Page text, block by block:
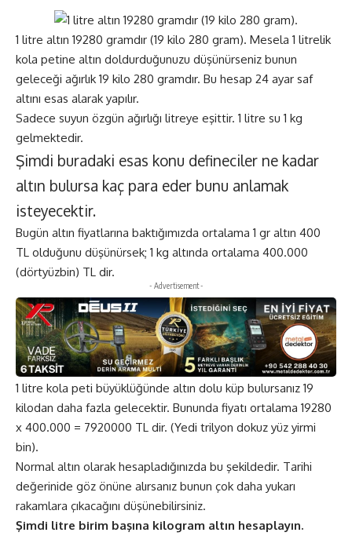
1 litre altın 19280 gramdır (19 kilo 280 gram). Mesela 1 litrelik
kola petine altın doldurduğunuzu düşünürseniz bunun
geleceği ağırlık 19 kilo 280 gramdır. Bu hesap 24 ayar saf
altını esas alarak yapılır.
Sadece suyun özgün ağırlığı litreye eşittir. 1 litre su 1 kg
gelmektedir.
Şimdi buradaki esas konu defineciler ne kadar
altın bulursa kaç para eder bunu anlamak
isteyecektir.
Bugün altın fiyatlarına baktığımızda ortalama 1 gr altın 400
TL olduğunu düşünürsek; 1 kg altında ortalama 400.000
(dörtyüzbin) TL dir.
- Advertisement -
1 litre kola peti büyüklüğünde altın dolu küp bulursanız 19
kilodan daha fazla gelecektir. Bununda fiyatı ortalama 19280
x 400.000 = 7920000 TL dir. (Yedi trilyon dokuz yüz yirmi
bin).
Normal altın olarak hesapladığınızda bu şekildedir. Tarihi
değerinide göz önüne alırsanız bunun çok daha yukarı
rakamlara çıkacağını düşünebilirsiniz.
Şimdi litre birim başına kilogram altın hesaplayın.